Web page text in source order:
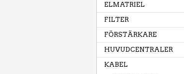
ELMATRIEL
FILTER
FÖRSTÄRKARE
HUVUDCENTRALER
KABEL